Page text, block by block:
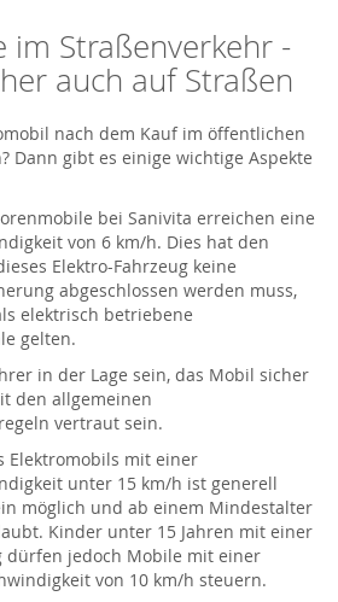
im Straßenverkehr -
auch auf Straßen
nach dem Kauf im öffentlichen
Dann gibt es einige wichtige Aspekte
bei Sanivita erreichen eine
von 6 km/h. Dies hat den
Elektro-Fahrzeug keine
abgeschlossen werden muss,
elektrisch betriebene
gelten.
in der Lage sein, das Mobil sicher
den allgemeinen
vertraut sein.
Elektromobils mit einer
unter 15 km/h ist generell
möglich und ab einem Mindestalter
Kinder unter 15 Jahren mit einer
dürfen jedoch Mobile mit einer
von 10 km/h steuern.